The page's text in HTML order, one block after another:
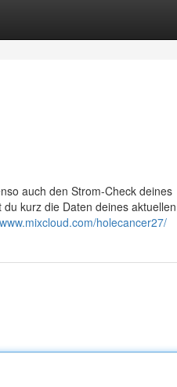
auch den Strom-Check deines
kurz die Daten deines aktuellen
holecancer27/